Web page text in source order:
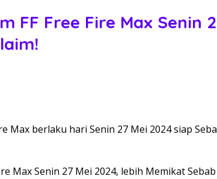
FF Free Fire Max Senin
Max berlaku hari Senin 27 Mei 2024 siap
Max Senin 27 Mei 2024, lebih Memikat Sebab